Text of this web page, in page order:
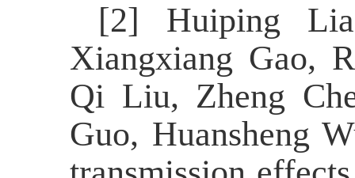
[2] Huiping
Xiangxiang Gao,
Qi Liu, Zheng
Guo, Huansheng